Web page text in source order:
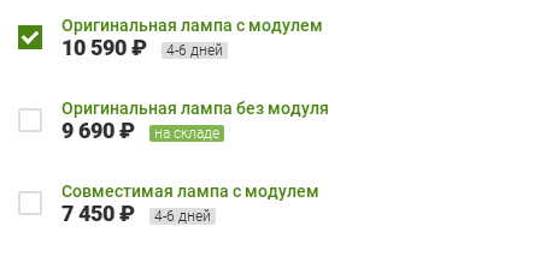
Оригинальная лампа с модулем
10 590 ₽ 4-6 дней
Оригинальная лампа без модуля
9 690 ₽ на складе
Совместимая лампа с модулем
7 450 ₽ 4-6 дней